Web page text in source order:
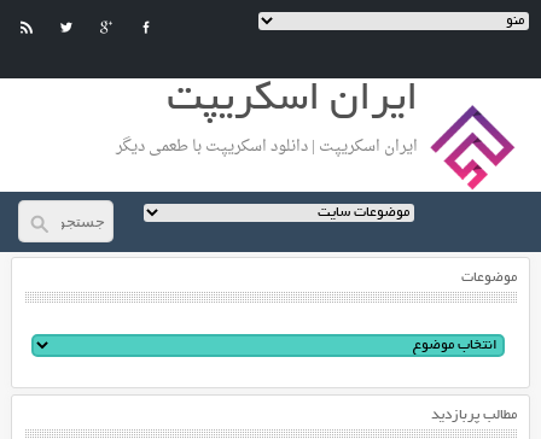
ایران اسکریپت
ایران اسکریپت | دانلود اسکریپت با طعمی دیگر
موضوعات
مطالب پربازدید